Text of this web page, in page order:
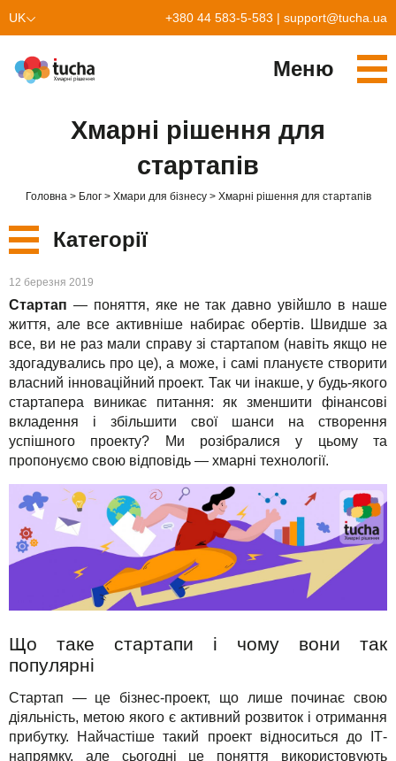
UK +380 44 583-5-583 | support@tucha.ua
Меню
TuchaHost
TuchaBackup
TuchaHosting
TuchaSync
Хостинг CRM
Хостинг сайтів-конструкторів
Віддалений офіс
Реселінг хостингу
Про нас
Кар'єра
Контакти
Хмарні рішення для
стартапів
Головна Блог Хмари для бізнесу Хмарні рішення для стартапів
Категорії
Нові
Сервіси
Рішення
Для бізнесу
Техпідтримка
Інструкції
FAQ
Інтерв'ю
Авторська колонка
Події
Акції
12 березня 2019
Стартап — поняття, яке не так давно увійшло в наше
життя, але все активніше набирає обертів. Швидше за
все, ви не раз мали справу зі стартапом (навіть якщо не
здогадувались про це), а може, і самі плануєте створити
власний інноваційний проект. Так чи інакше, у будь-якого
стартапера виникає питання: як зменшити фінансові
вкладення і збільшити свої шанси на створення
успішного проекту? Ми розібралися у цьому та
пропонуємо свою відповідь — хмарні технології.
Що таке стартапи і чому вони так
популярні
Стартап — це бізнес-проект, що лише починає свою
діяльність, метою якого є активний розвиток і отримання
прибутку. Найчастіше такий проект відноситься до ІТ-
напрямку, але сьогодні це поняття використовують